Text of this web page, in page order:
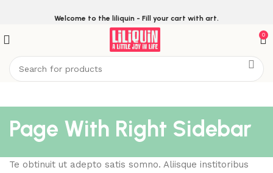
Welcome to the liliquin - Fill your cart with art.
0
Page With Right Sidebar
Te obtinuit ut adepto satis somno. Aliisque institoribus